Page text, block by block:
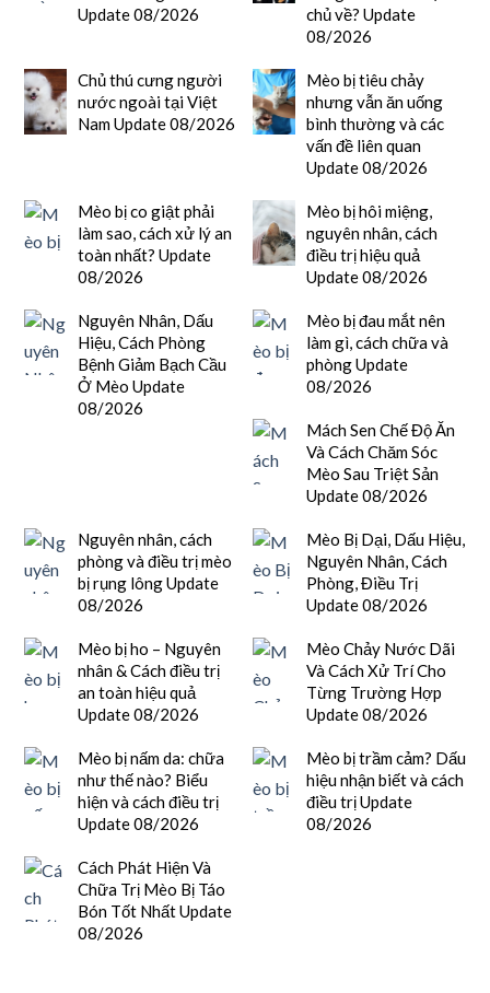
Update 08/2026
chủ về? Update
08/2026
Chủ thú cưng người
nước ngoài tại Việt
Nam Update 08/2026
Mèo bị tiêu chảy
nhưng vẫn ăn uống
bình thường và các
vấn đề liên quan
Update 08/2026
Mèo bị co giật phải
làm sao, cách xử lý an
toàn nhất? Update
08/2026
Mèo bị hôi miệng,
nguyên nhân, cách
điều trị hiệu quả
Update 08/2026
Nguyên Nhân, Dấu
Hiệu, Cách Phòng
Bệnh Giảm Bạch Cầu
Ở Mèo Update
08/2026
Mèo bị đau mắt nên
làm gì, cách chữa và
phòng Update
08/2026
Mách Sen Chế Độ Ăn
Và Cách Chăm Sóc
Mèo Sau Triệt Sản
Update 08/2026
Nguyên nhân, cách
phòng và điều trị mèo
bị rụng lông Update
08/2026
Mèo Bị Dại, Dấu Hiệu,
Nguyên Nhân, Cách
Phòng, Điều Trị
Update 08/2026
Mèo bị ho – Nguyên
nhân & Cách điều trị
an toàn hiệu quả
Update 08/2026
Mèo Chảy Nước Dãi
Và Cách Xử Trí Cho
Từng Trường Hợp
Update 08/2026
Mèo bị nấm da: chữa
như thế nào? Biểu
hiện và cách điều trị
Update 08/2026
Mèo bị trầm cảm? Dấu
hiệu nhận biết và cách
điều trị Update
08/2026
Cách Phát Hiện Và
Chữa Trị Mèo Bị Táo
Bón Tốt Nhất Update
08/2026